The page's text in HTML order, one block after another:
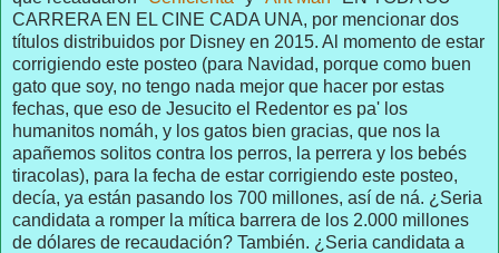
CARRERA EN EL CINE CADA UNA, por mencionar dos
títulos distribuidos por Disney en 2015. Al momento de estar
corrigiendo este posteo (para Navidad, porque como buen
gato que soy, no tengo nada mejor que hacer por estas
fechas, que eso de Jesucito el Redentor es pa' los
humanitos nomáh, y los gatos bien gracias, que nos la
apañemos solitos contra los perros, la perrera y los bebés
tiracolas), para la fecha de estar corrigiendo este posteo,
decía, ya están pasando los 700 millones, así de ná. ¿Seria
candidata a romper la mítica barrera de los 2.000 millones
de dólares de recaudación? También. ¿Seria candidata a